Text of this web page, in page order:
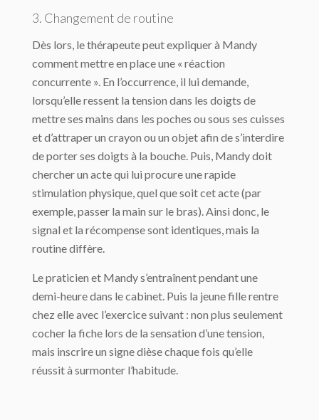
3. Changement de routine
Dès lors, le thérapeute peut expliquer à Mandy
comment mettre en place une « réaction
concurrente ». En l’occurrence, il lui demande,
lorsqu’elle ressent la tension dans les doigts de
mettre ses mains dans les poches ou sous ses cuisses
et d’attraper un crayon ou un objet afin de s’interdire
de porter ses doigts à la bouche. Puis, Mandy doit
chercher un acte qui lui procure une rapide
stimulation physique, quel que soit cet acte (par
exemple, passer la main sur le bras). Ainsi donc, le
signal et la récompense sont identiques, mais la
routine diffère.
Le praticien et Mandy s’entraînent pendant une
demi-heure dans le cabinet. Puis la jeune fille rentre
chez elle avec l’exercice suivant : non plus seulement
cocher la fiche lors de la sensation d’une tension,
mais inscrire un signe dièse chaque fois qu’elle
réussit à surmonter l’habitude.